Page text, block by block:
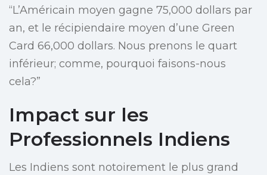
“L’Américain moyen gagne 75,000 dollars par
an, et le récipiendaire moyen d’une Green
Card 66,000 dollars. Nous prenons le quart
inférieur; comme, pourquoi faisons-nous
cela?”
Impact sur les
Professionnels Indiens
Les Indiens sont notoirement le plus grand